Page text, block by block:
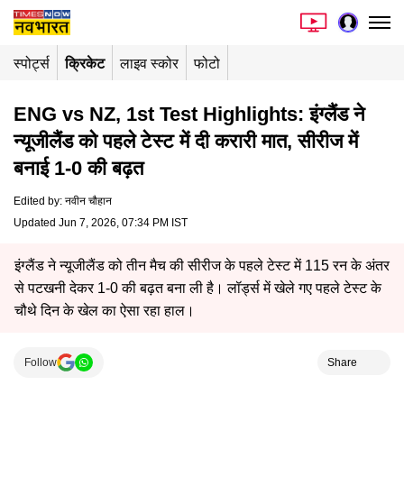
स्पोर्ट्स क्रिकेट लाइव स्कोर फोटो
ENG vs NZ, 1st Test Highlights: इंग्लैंड ने
न्यूजीलैंड को पहले टेस्ट में दी करारी मात, सीरीज में
बनाई 1-0 की बढ़त
Edited by: नवीन चौहान
Updated Jun 7, 2026, 07:34 PM IST
इंग्लैंड ने न्यूजीलैंड को तीन मैच की सीरीज के पहले टेस्ट में 115 रन के अंतर
से पटखनी देकर 1-0 की बढ़त बना ली है। लॉर्ड्स में खेले गए पहले टेस्ट के
चौथे दिन के खेल का ऐसा रहा हाल।
Follow Share